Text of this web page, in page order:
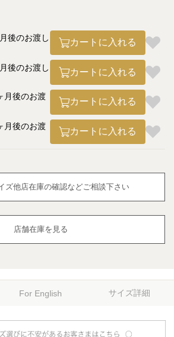
後のお渡し カートに入れる
後のお渡し カートに入れる
月後のお渡
カートに入れる
月後のお渡
カートに入れる
ズ他店在庫の確認などご相談下さい
店舗在庫を見る
For English サイズ詳細